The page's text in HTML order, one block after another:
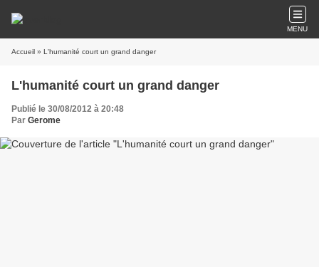
MENU
Accueil » L'humanité court un grand danger
L'humanité court un grand danger
Publié le 30/08/2012 à 20:48
Par Gerome